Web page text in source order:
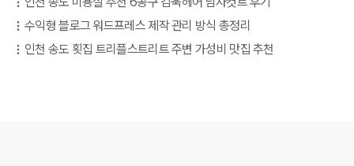
수익형 블로그 워드프레스 제작 관리 방식 총정리
인천 송도 횟집 트리플스트리트 주변 가성비 맛집 추천